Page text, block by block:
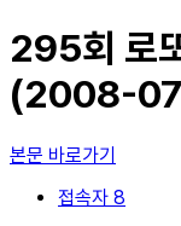
295회 로
(2008-
본문 바로가기
접속자 8